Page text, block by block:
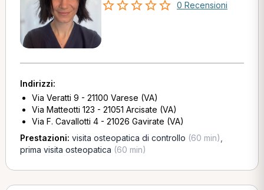
0 Recensioni
Indirizzi:
Via Veratti 9 - 21100 Varese (VA)
Via Matteotti 123 - 21051 Arcisate (VA)
Via F. Cavallotti 4 - 21026 Gavirate (VA)
Prestazioni: visita osteopatica di controllo (60 min)
prima visita osteopatica (60 min)